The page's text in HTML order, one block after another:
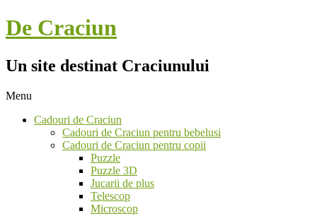
Skip
to
De Craciun
Un site destinat Craciunului
Navigation
Menu
Cadouri de Craciun
Cadouri de Craciun pentru bebelusi
Cadouri de Craciun pentru copii
Puzzle
Puzzle 3D
Jucarii de plus
Telescop
Microscop